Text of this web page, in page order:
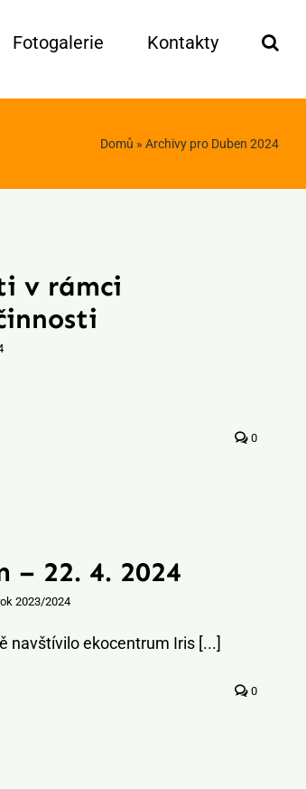
Fotogalerie Kontakty
Domů » Archivy pro Duben 2024
v rámci
0
– 22. 4. 2024
2023/2024
navštívilo ekocentrum Iris [...]
0